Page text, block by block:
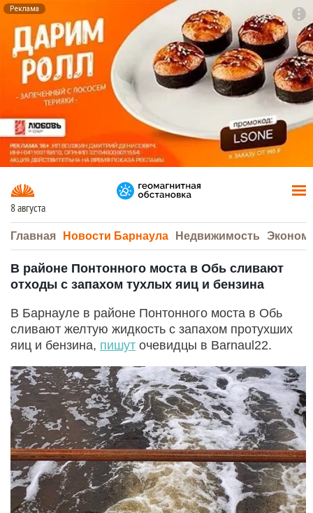
Реклама
8 августа
Главная Новости Барнаула Недвижимость
В районе Понтонного моста в Обь сливают
отходы с запахом тухлых яиц и бензина
В Барнауле в районе Понтонного моста в Обь
сливают желтую жидкость с запахом протухших
яиц и бензина, пишут очевидцы в Barnaul22.